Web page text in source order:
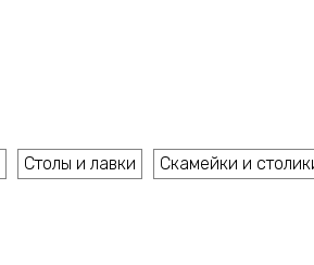
Столы и лавки Скамейки и